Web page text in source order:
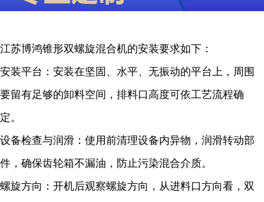
江苏博鸿锥形双螺旋混合机的安装要求如下：
安装平台：安装在坚固、水平、无振动的平台上，周围
要留有足够的卸料空间，排料口高度可依工艺流程确
定。
设备检查与润滑：使用前清理设备内异物，润滑转动部
件，确保齿轮箱不漏油，防止污染混合介质。
螺旋方向：开机后观察螺旋方向，从进料口方向看，双